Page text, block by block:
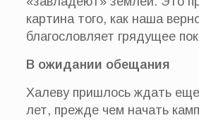
картина того, как наша
благословляет грядущее
В ожидании обещания
Халеву пришлось ждать еще
лет, прежде чем начать